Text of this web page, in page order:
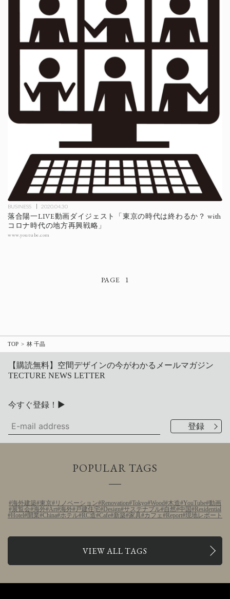
BUSINESS 2020.04.30
落合陽一LIVE動画ダイジェスト「東京の時代は終わるか？ with
コロナ時代の地方再興戦略」
www.youtube.com
1
TOP 林 千晶
【購読無料】空間デザインの今がわかるメールマガジン
TECTURE NEWS LETTER
今すぐ登録！▶
POPULAR TAGS
海外建築 東京 リノベーション Renovation Tokyo Wood 木造 YouTube 動画
展覧会 海外 Art 海外 戸建住宅 Design サステナブル 自然 中国
Residential
Hotel 開業 China ホテル RC造 Cafe 新築 家具 カフェ Report 現地レポート
VIEW ALL TAGS